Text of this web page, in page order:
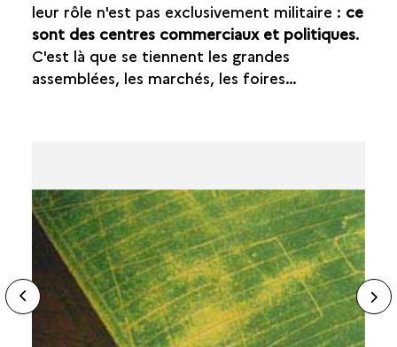
leur rôle n'est pas exclusivement militaire : ce
sont des centres commerciaux et politiques.
C'est là que se tiennent les grandes
assemblées, les marchés, les foires…